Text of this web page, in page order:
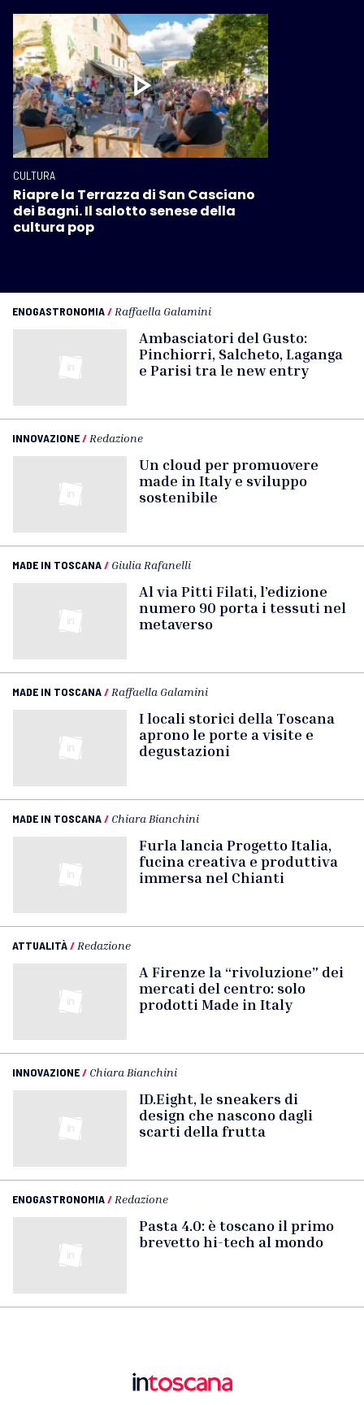
CULTURA
Riapre la Terrazza di San Casciano
dei Bagni. Il salotto senese della
cultura pop
ENOGASTRONOMIA/ Raffaella Galamini
Ambasciatori del Gusto:
Pinchiorri, Salcheto, Laganga
e Parisi tra le new entry
INNOVAZIONE/ Redazione
Un cloud per promuovere
made in Italy e sviluppo
sostenibile
MADE IN TOSCANA/ Giulia Rafanelli
Al via Pitti Filati, l’edizione
numero 90 porta i tessuti nel
metaverso
MADE IN TOSCANA/ Raffaella Galamini
I locali storici della Toscana
aprono le porte a visite e
degustazioni
MADE IN TOSCANA/ Chiara Bianchini
Furla lancia Progetto Italia,
fucina creativa e produttiva
immersa nel Chianti
ATTUALITÀ/ Redazione
A Firenze la “rivoluzione” dei
mercati del centro: solo
prodotti Made in Italy
INNOVAZIONE/ Chiara Bianchini
ID.Eight, le sneakers di
design che nascono dagli
scarti della frutta
ENOGASTRONOMIA/ Redazione
Pasta 4.0: è toscano il primo
brevetto hi-tech al mondo